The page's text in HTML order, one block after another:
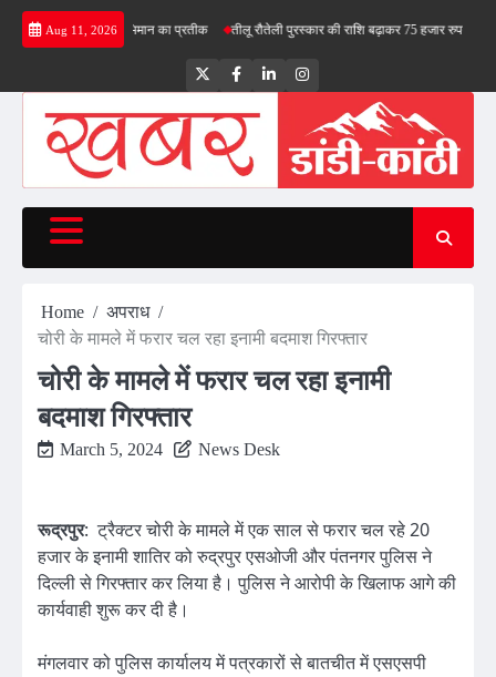
Skip
Aug 11, 2026
तिरंगा देश के स्वाभिमान का प्रतीक तीलू रौतेली पुरस्कार की राशि बढ़ाकर 75 हजार रुपये की
TwitterFacebookLinkedInInstagram
Home
अपराध
चोरी के मामले में फरार चल रहा इनामी बदमाश गिरफ्तार
चोरी के मामले में फरार चल रहा इनामी
बदमाश गिरफ्तार
March 5, 2024 News Desk
रूद्रपुर: ट्रैक्टर चोरी के मामले में एक साल से फरार चल रहे 20
हजार के इनामी शातिर को रुद्रपुर एसओजी और पंतनगर पुलिस ने
दिल्ली से गिरफ्तार कर लिया है। पुलिस ने आरोपी के खिलाफ आगे की
कार्यवाही शुरू कर दी है।
मंगलवार को पुलिस कार्यालय में पत्रकारों से बातचीत में एसएसपी